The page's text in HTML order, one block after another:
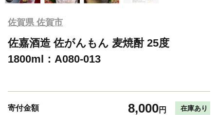
佐賀県 佐賀市
佐嘉酒造 佐がんもん 麦焼酎 25度
1800ml：A080-013
寄付金額 8,000円 在庫あり